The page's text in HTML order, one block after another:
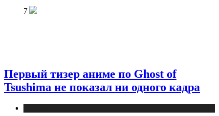
7
Первый тизер аниме по Ghost of
Tsushima не показал ни одного кадра